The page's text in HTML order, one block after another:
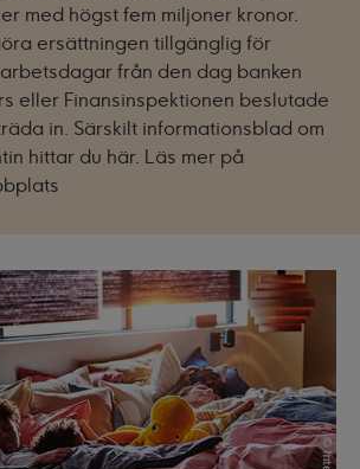
med högst fem miljoner kronor.
ersättningen tillgänglig för
från den dag banken
eller Finansinspektionen beslutade
in. Särskilt informationsblad om
hittar du här. Läs mer på